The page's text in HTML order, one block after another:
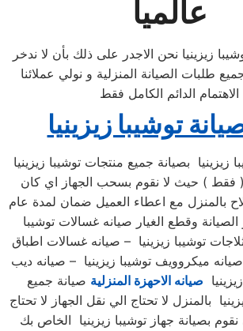
عالميا
زيزينيا نحن الاجدر على ذلك بأن لا ندخر
طلبات الصيانة المنزلية و نولي عملائنا
الاهتمام الدائم الكامل فقط
توشيبا زيزينيا
زيزينيا بصيانة جميع منتجات توشيبا زيزينيا
( فقط ) حيث لا نقوم بسحب الجهاز اي كان
بالمنزل مع اعطاء العميل ضمان لمدة عام
وقطع الغيار صيانه غسالات توشيبا
توشيبا زيزينيا – صيانه غسالات اطباق
صيانه ميكروويف توشيبا زيزينيا – صيانه ديب
صيانه الاحهزة المنزلية صيانة جميع
بالمنزل لا تحتاج الي نقل الجهاز لا تحتاج
بصيانة جهاز توشيبا زيزينيا الخاص بك